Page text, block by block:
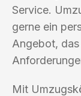
Service.
gerne ein
Angebot,
Mit